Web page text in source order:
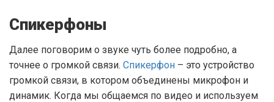
Спикерфоны
Далее поговорим о звуке чуть более подробно, а
точнее о громкой связи. Спикерфон – это устройство
громкой связи, в котором объединены микрофон и
динамик. Когда мы общаемся по видео и используем